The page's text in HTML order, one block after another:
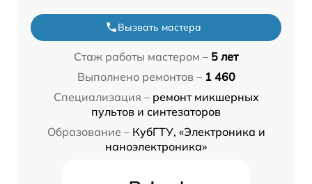
Вызвать мастера
Стаж работы мастером – 5 лет
Выполнено ремонтов – 1 460
Специализация – ремонт микшерных
пультов и синтезаторов
Образование – КубГТУ, «Электроника и
наноэлектроника»